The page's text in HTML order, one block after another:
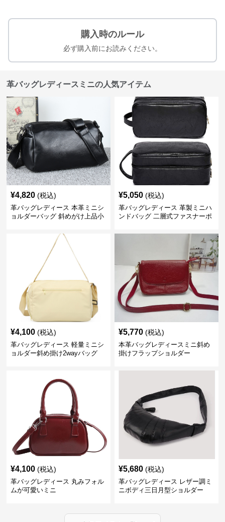
購入時のルール
必ず購入前にお読みください。
革バッグレディースミニの人気アイテム
¥4,820 (税込)
革バッグレディース 本革ミニシ
ョルダーバッグ 斜めがけ上品小
¥5,050 (税込)
革バッグレディース 革製ミニハ
ンドバッグ 二層式ファスナーポ
¥4,100 (税込)
革バッグレディース 軽量ミニシ
ョルダー斜め掛け2wayバッグ
¥5,770 (税込)
本革バッグレディースミニ斜め
掛けフラップショルダー
¥4,100 (税込)
革バッグレディース 丸みフォル
ムが可愛いミニ
¥5,680 (税込)
革バッグレディース レザー調ミ
ニボディ三日月型ショルダー